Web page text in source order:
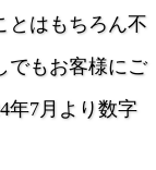
とはもちろん不
でもお客様にご
年7月より数字